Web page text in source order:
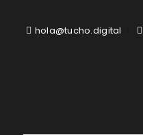
hola@tucho.digital